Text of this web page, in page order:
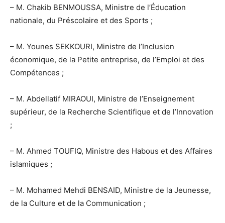
– M. Chakib BENMOUSSA, Ministre de l’Éducation
nationale, du Préscolaire et des Sports ;
– M. Younes SEKKOURI, Ministre de l’Inclusion
économique, de la Petite entreprise, de l’Emploi et des
Compétences ;
– M. Abdellatif MIRAOUI, Ministre de l’Enseignement
supérieur, de la Recherche Scientifique et de l’Innovation
;
– M. Ahmed TOUFIQ, Ministre des Habous et des Affaires
islamiques ;
– M. Mohamed Mehdi BENSAID, Ministre de la Jeunesse,
de la Culture et de la Communication ;